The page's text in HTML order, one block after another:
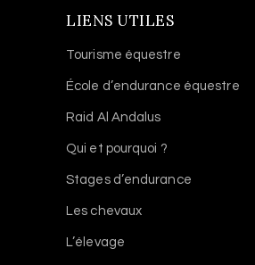
LIENS UTILES
Tourisme équestre
École d’endurance équestre
Raid Al Andalus
Qui et pourquoi ?
Stages d’endurance
Les chevaux
L’élevage